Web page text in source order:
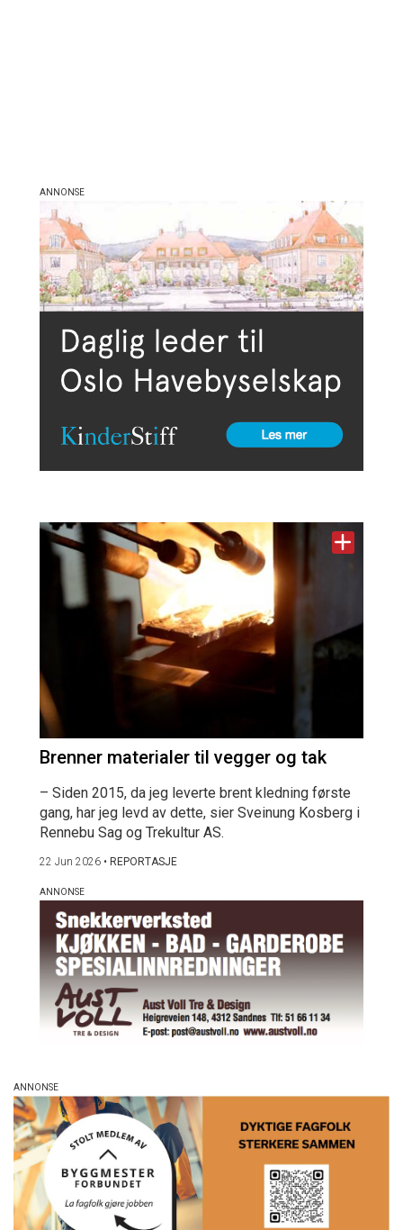
Brenner materialer til vegger og tak
– Siden 2015, da jeg leverte brent kledning første
gang, har jeg levd av dette, sier Sveinung Kosberg i
Rennebu Sag og Trekultur AS.
22 Jun 2026 • REPORTASJE